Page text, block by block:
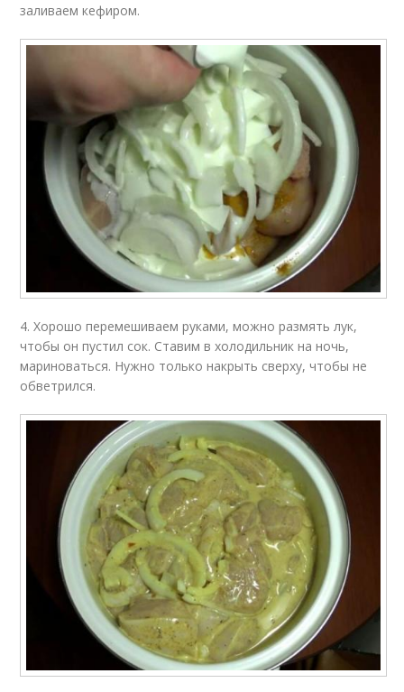
заливаем кефиром.
4. Хорошо перемешиваем руками, можно размять лук,
чтобы он пустил сок. Ставим в холодильник на ночь,
мариноваться. Нужно только накрыть сверху, чтобы не
обветрился.